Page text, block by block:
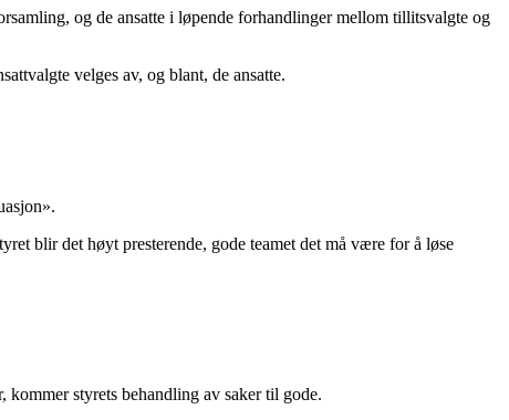
og de ansatte i løpende forhandlinger mellom tillitsvalgte og
velges av, og blant, de ansatte.
blir det høyt presterende, gode teamet det må være for å løse
kommer styrets behandling av saker til gode.